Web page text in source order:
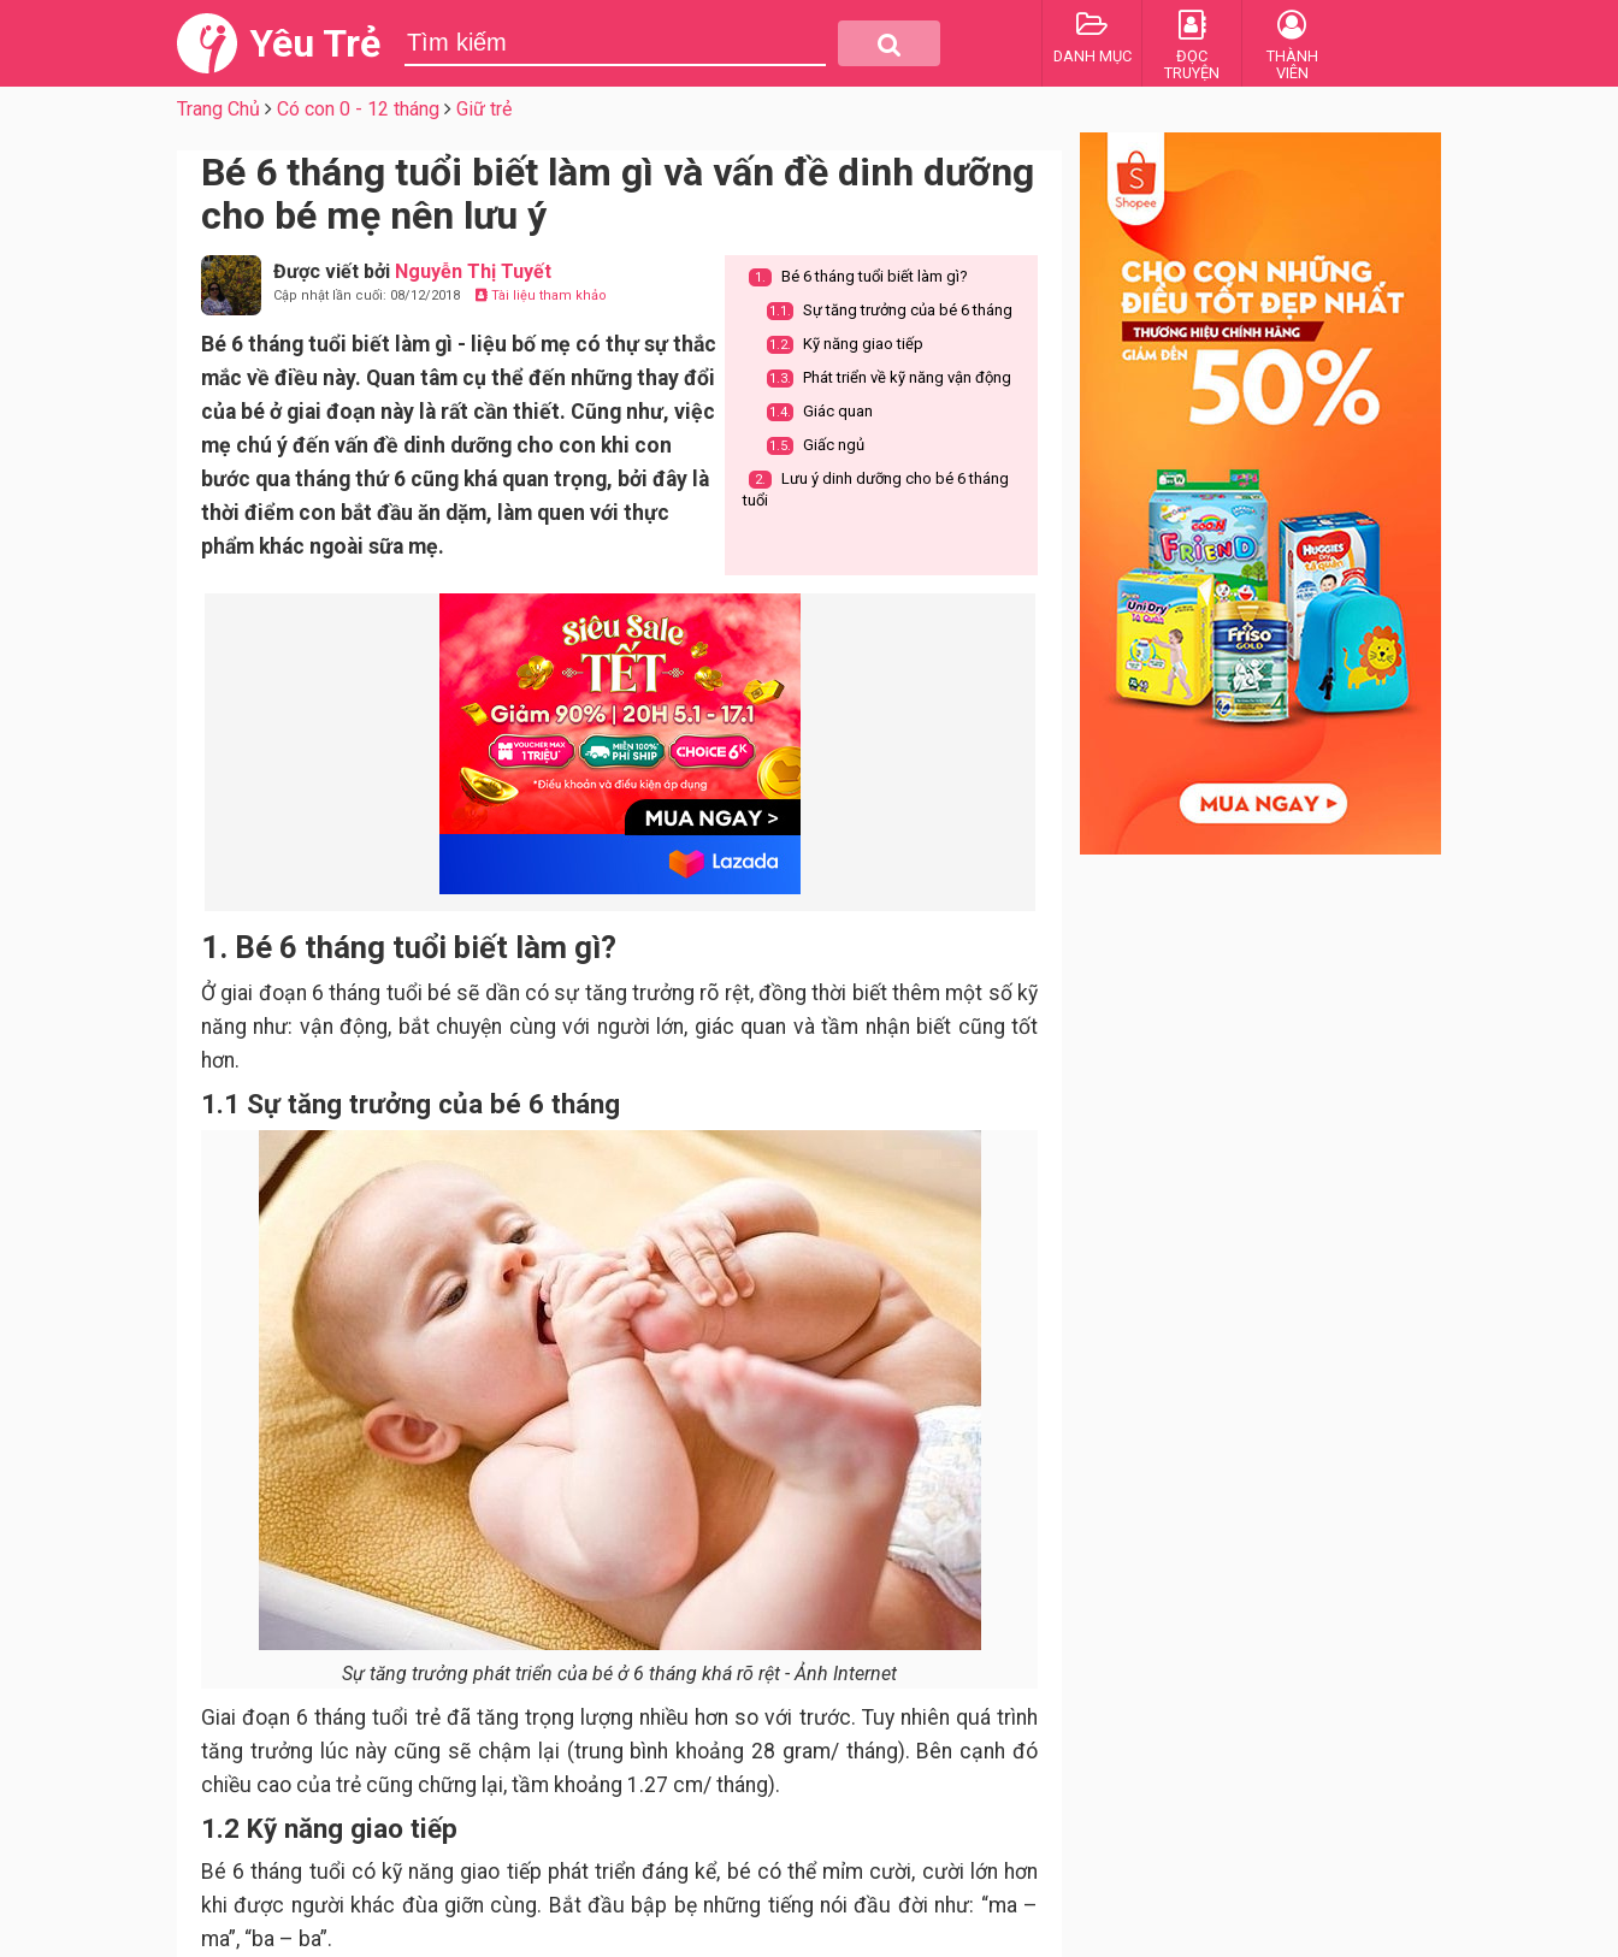
Yêu Trẻ DANH MỤC
ĐỌC
TRUYỆN
THÀNH
VIÊN
Trang Chủ Có con 0 - 12 tháng Giữ trẻ
Bé 6 tháng tuổi biết làm gì và vấn đề dinh dưỡng
cho bé mẹ nên lưu ý
Được viết bởi Nguyễn Thị Tuyết
Cập nhật lần cuối: 08/12/2018 Tài liệu tham khảo
Bé 6 tháng tuổi biết làm gì - liệu bố mẹ có thự sự thắc
mắc về điều này. Quan tâm cụ thể đến những thay đổi
của bé ở giai đoạn này là rất cần thiết. Cũng như, việc
mẹ chú ý đến vấn đề dinh dưỡng cho con khi con
bước qua tháng thứ 6 cũng khá quan trọng, bởi đây là
thời điểm con bắt đầu ăn dặm, làm quen với thực
phẩm khác ngoài sữa mẹ.
1. Bé 6 tháng tuổi biết làm gì?
1.1. Sự tăng trưởng của bé 6 tháng
1.2. Kỹ năng giao tiếp
1.3. Phát triển về kỹ năng vận động
1.4. Giác quan
1.5. Giấc ngủ
2.
Lưu ý dinh dưỡng cho bé 6 tháng
tuổi
1. Bé 6 tháng tuổi biết làm gì?
Ở giai đoạn 6 tháng tuổi bé sẽ dần có sự tăng trưởng rõ rệt, đồng thời biết thêm một số kỹ
năng như: vận động, bắt chuyện cùng với người lớn, giác quan và tầm nhận biết cũng tốt
hơn.
1.1 Sự tăng trưởng của bé 6 tháng
Sự tăng trưởng phát triển của bé ở 6 tháng khá rõ rệt - Ảnh Internet
Giai đoạn 6 tháng tuổi trẻ đã tăng trọng lượng nhiều hơn so với trước. Tuy nhiên quá trình
tăng trưởng lúc này cũng sẽ chậm lại (trung bình khoảng 28 gram/ tháng). Bên cạnh đó
chiều cao của trẻ cũng chững lại, tầm khoảng 1.27 cm/ tháng).
1.2 Kỹ năng giao tiếp
Bé 6 tháng tuổi có kỹ năng giao tiếp phát triển đáng kể, bé có thể mỉm cười, cười lớn hơn
khi được người khác đùa giỡn cùng. Bắt đầu bập bẹ những tiếng nói đầu đời như: “ma –
ma”, “ba – ba”.